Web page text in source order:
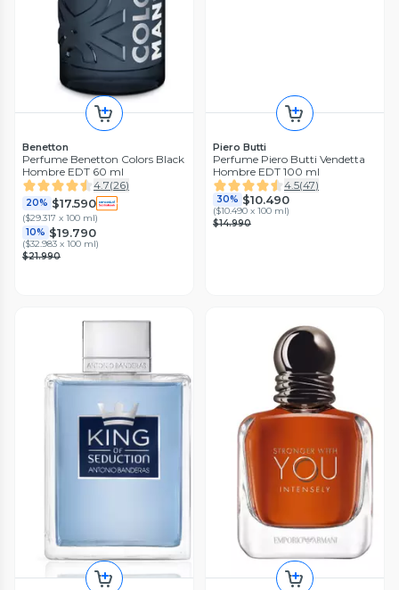
Benetton
Perfume Benetton Colors Black
Hombre EDT 60 ml
4.7(26)
20% $17.590
($29.317 x 100 ml)
10% $19.790
($32.983 x 100 ml)
$21.990
Piero Butti
Perfume Piero Butti Vendetta
Hombre EDT 100 ml
4.5(47)
30% $10.490
($10.490 x 100 ml)
$14.990